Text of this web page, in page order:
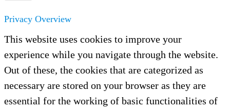
Privacy Overview
This website uses cookies to improve your
experience while you navigate through the website.
Out of these, the cookies that are categorized as
necessary are stored on your browser as they are
essential for the working of basic functionalities of